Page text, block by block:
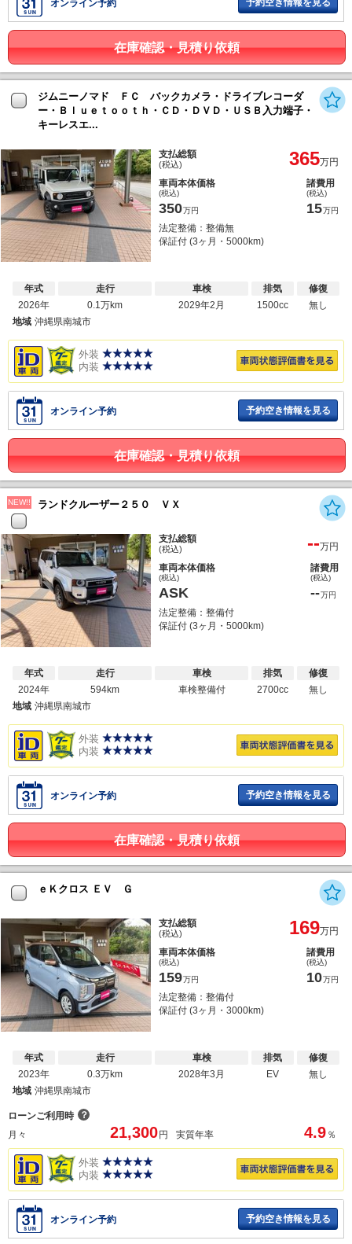
オンライン予約 予約空き情報を見る
在庫確認・見積り依頼
ジムニーノマド ＦＣ バックカメラ・ドライブレコーダ
ー・Ｂｌｕｅｔｏｏｔｈ・ＣＤ・ＤＶＤ・ＵＳＢ入力端子・
キーレスエ...
支払総額
(税込) 365万円
車両本体価格
(税込)
350万円
諸費用
(税込)
15万円
法定整備：整備無
保証付 (3ヶ月・5000km)
年式
2026年
走行
0.1万km
車検
2029年2月
排気
1500cc
修復
無し
地域 沖縄県南城市
外装
内装
オンライン予約 予約空き情報を見る
在庫確認・見積り依頼
NEW!! ランドクルーザー２５０ ＶＸ
支払総額
(税込) --万円
車両本体価格
(税込)
ASK
諸費用
(税込)
--万円
法定整備：整備付
保証付 (3ヶ月・5000km)
年式
2024年
走行
594km
車検
車検整備付
排気
2700cc
修復
無し
地域 沖縄県南城市
外装
内装
オンライン予約 予約空き情報を見る
在庫確認・見積り依頼
ｅＫクロス ＥＶ Ｇ
支払総額
(税込) 169万円
車両本体価格
(税込)
159万円
諸費用
(税込)
10万円
法定整備：整備付
保証付 (3ヶ月・3000km)
年式
2023年
走行
0.3万km
車検
2028年3月
排気
EV
修復
無し
地域 沖縄県南城市
ローンご利用時 ？
月々
21,300 円 実質年率 4.9 ％
外装
内装
オンライン予約 予約空き情報を見る